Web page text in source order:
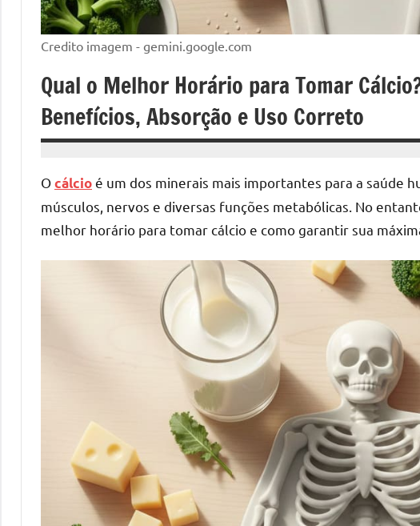
Credito imagem - gemini.google.com
Qual o Melhor Horário para Tomar
Benefícios, Absorção e Uso Correto
de
fevereiro
de
Ocálcioé um dos minerais mais importantes para a saúde
músculos, nervos e diversas funções metabólicas. No
melhor horário para tomar cálcio e como garantir sua